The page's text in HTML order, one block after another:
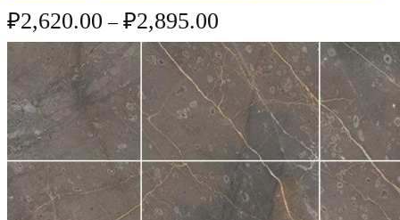
₽2,620.00 – ₽2,895.00